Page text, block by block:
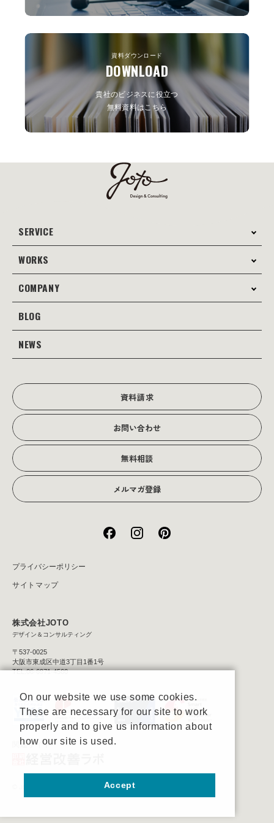
資料ダウンロード
DOWNLOAD
貴社のビジネスに役立つ
無料資料はこちら
SERVICE
サービス案内
コンサルティング
Web広告･SEO対策
WORKS
制作事例
Web
COMPANY
会社案内
当社の強み
会社沿革
会社概要
BLOG
JOTOブログ
NEWS
資料請求
お問い合わせ
無料相談
メルマガ登録
プライバシーポリシー
サイトマップ
株式会社JOTO
デザイン＆コンサルティング
〒537-0025
大阪市東成区中道3丁目1番1号
TEL:06-6971-4560
関連サイト
On our website we use some cookies.
These are necessary for our site to work
properly and to give us information about
how our site is used.
Accept